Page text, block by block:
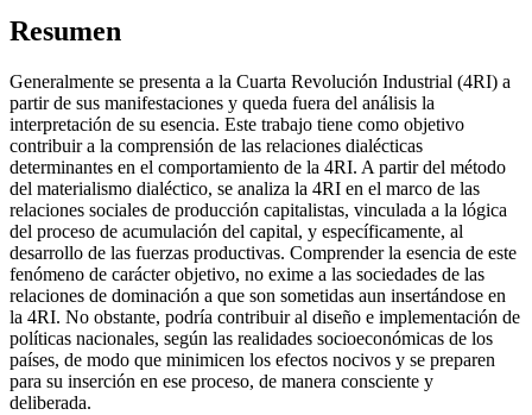
Resumen
Generalmente se presenta a la Cuarta Revolución Industrial (4RI) a
partir de sus manifestaciones y queda fuera del análisis la
interpretación de su esencia. Este trabajo tiene como objetivo
contribuir a la comprensión de las relaciones dialécticas
determinantes en el comportamiento de la 4RI. A partir del método
del materialismo dialéctico, se analiza la 4RI en el marco de las
relaciones sociales de producción capitalistas, vinculada a la lógica
del proceso de acumulación del capital, y específicamente, al
desarrollo de las fuerzas productivas. Comprender la esencia de este
fenómeno de carácter objetivo, no exime a las sociedades de las
relaciones de dominación a que son sometidas aun insertándose en
la 4RI. No obstante, podría contribuir al diseño e implementación de
políticas nacionales, según las realidades socioeconómicas de los
países, de modo que minimicen los efectos nocivos y se preparen
para su inserción en ese proceso, de manera consciente y
deliberada.